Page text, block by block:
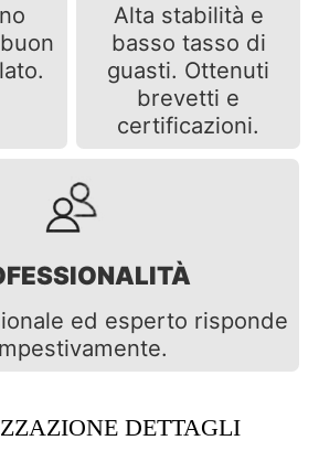
Alta stabilità e
basso tasso di
guasti. Ottenuti
brevetti e
certificazioni.
ed esperto risponde
DETTAGLI